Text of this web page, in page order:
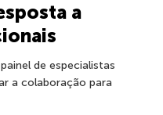
a
de especialistas
a colaboração para